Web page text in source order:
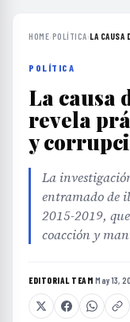
HOME›POLÍTICA›LA CAUSA
POLÍTICA
La causa
revela
y
La
entramado de
2015-2019,
coacción y
EDITORIAL TEAM·May 13,